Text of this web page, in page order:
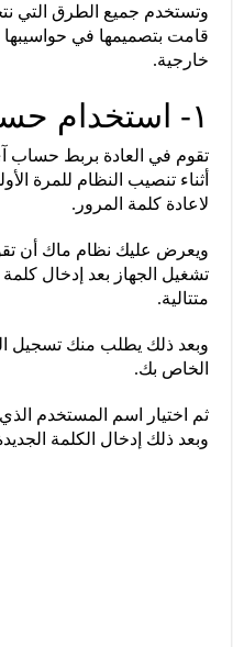
وتستخدم جميع الطرق التي
قامت بتصميمها في
خارجية.
١- استخدام حساب آي كلاود.
أثناء تنصيب النظام للمرة
لاعادة كلمة المرور.
ويعرض عليك نظام ماك أن
تشغيل الجهاز بعد إدخال
متتالية.
وبعد ذلك يطلب منك تسجيل
الخاص بك.
ثم اختيار اسم المستخدم
وبعد ذلك إدخال الكلمة